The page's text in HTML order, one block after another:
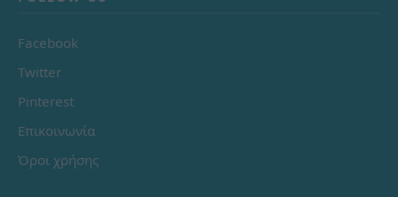
Facebook
Twitter
Pinterest
Επικοινωνία
Όροι χρήσης